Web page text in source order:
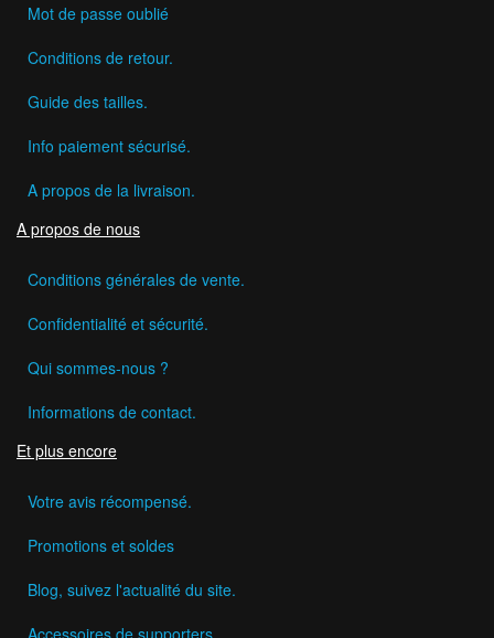
Mot de passe oublié
Conditions de retour.
Guide des tailles.
Info paiement sécurisé.
A propos de la livraison.
A propos de nous
Conditions générales de vente.
Confidentialité et sécurité.
Qui sommes-nous ?
Informations de contact.
Et plus encore
Votre avis récompensé.
Promotions et soldes
Blog, suivez l'actualité du site.
Accessoires de supporters